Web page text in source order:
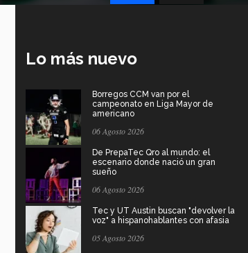
Lo más nuevo
Borregos CCM van por el
campeonato en Liga Mayor de
americano
06 Agosto 2026
De PrepaTec Qro al mundo: el
escenario donde nació un gran
sueño
06 Agosto 2026
Tec y UT Austin buscan "devolver la
voz" a hispanohablantes con afasia
05 Agosto 2026